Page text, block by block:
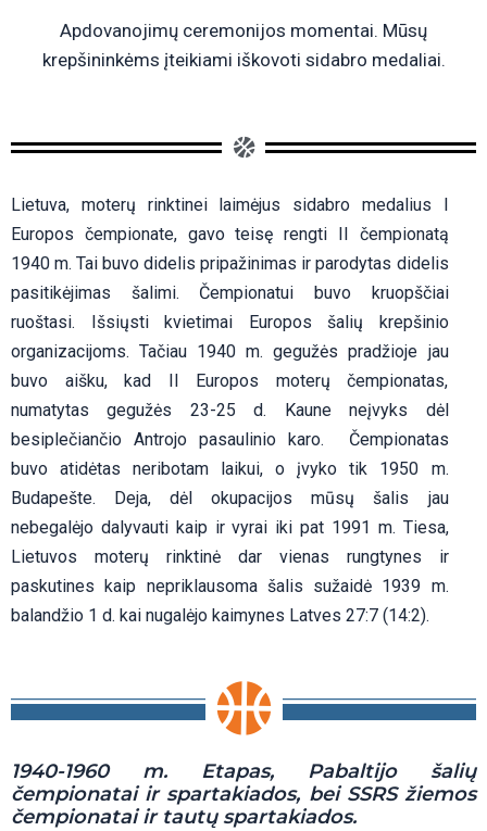
Apdovanojimų ceremonijos momentai. Mūsų
krepšininkėms įteikiami iškovoti sidabro medaliai.
Lietuva, moterų rinktinei laimėjus sidabro medalius I
Europos čempionate, gavo teisę rengti II čempionatą
1940 m. Tai buvo didelis pripažinimas ir parodytas didelis
pasitikėjimas šalimi. Čempionatui buvo kruopščiai
ruoštasi. Išsiųsti kvietimai Europos šalių krepšinio
organizacijoms. Tačiau 1940 m. gegužės pradžioje jau
buvo aišku, kad II Europos moterų čempionatas,
numatytas gegužės 23-25 d. Kaune neįvyks dėl
besiplečiančio Antrojo pasaulinio karo. Čempionatas
buvo atidėtas neribotam laikui, o įvyko tik 1950 m.
Budapešte. Deja, dėl okupacijos mūsų šalis jau
nebegalėjo dalyvauti kaip ir vyrai iki pat 1991 m. Tiesa,
Lietuvos moterų rinktinė dar vienas rungtynes ir
paskutines kaip nepriklausoma šalis sužaidė 1939 m.
balandžio 1 d. kai nugalėjo kaimynes Latves 27:7 (14:2).
1940-1960 m. Etapas, Pabaltijo šalių
čempionatai ir spartakiados, bei SSRS žiemos
čempionatai ir tautų spartakiados.